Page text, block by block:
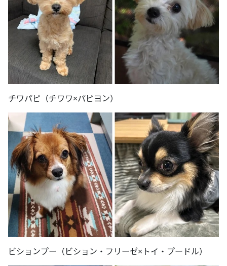
チワパピ（チワワ×パピヨン）
ビションプー（ビション・フリーゼ×トイ・プードル）